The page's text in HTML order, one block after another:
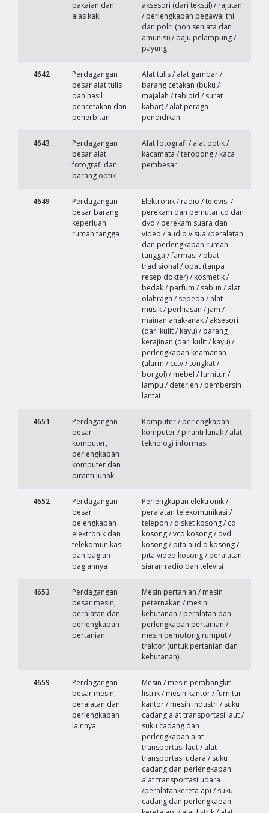
pakaian dan
alas kaki
aksesori (dari tekstil) / rajutan
/ perlengkapan pegawai tni
dan polri (non senjata dan
amunisi) / baju pelampung /
payung
4642
Perdagangan
besar alat tulis
dan hasil
pencetakan dan
penerbitan
Alat tulis / alat gambar /
barang cetakan (buku /
majalah / tabloid / surat
kabar) / alat peraga
pendidikan
4643
Perdagangan
besar alat
fotografi dan
barang optik
Alat fotografi / alat optik /
kacamata / teropong / kaca
pembesar
4649
Perdagangan
besar barang
keperluan
rumah tangga
Elektronik / radio / televisi /
perekam dan pemutar cd dan
dvd / perekam suara dan
video / audio visual/peralatan
dan perlengkapan rumah
tangga / farmasi / obat
tradisional / obat (tanpa
resep dokter) / kosmetik /
bedak / parfum / sabun / alat
olahraga / sepeda / alat
musik / perhiasan / jam /
mainan anak-anak / aksesori
(dari kulit / kayu) / barang
kerajinan (dari kulit / kayu) /
perlengkapan keamanan
(alarm / cctv / tongkat /
borgol) / mebel / furnitur /
lampu / deterjen / pembersih
lantai
4651
Perdagangan
besar
komputer,
perlengkapan
komputer dan
piranti lunak
Komputer / perlengkapan
komputer / piranti lunak / alat
teknologi informasi
4652
Perdagangan
besar
pelengkapan
elektronik dan
telekomunikasi
dan bagian-
bagiannya
Perlengkapan elektronik /
peralatan telekomunikasi /
telepon / disket kosong / cd
kosong / vcd kosong / dvd
kosong / pita audio kosong /
pita video kosong / peralatan
siaran radio dan televisi
4653
Perdagangan
besar mesin,
peralatan dan
perlengkapan
pertanian
Mesin pertanian / mesin
peternakan / mesin
kehutanan / peralatan dan
perlengkapan pertanian /
mesin pemotong rumput /
traktor (untuk pertanian dan
kehutanan)
4659
Perdagangan
besar mesin,
peralatan dan
perlengkapan
lainnya
Mesin / mesin pembangkit
listrik / mesin kantor / furnitur
kantor / mesin industri / suku
cadang alat transportasi laut /
suku cadang dan
perlengkapan alat
transportasi laut / alat
transportasi udara / suku
cadang dan perlengkapan
alat transportasi udara
/peralatankereta api / suku
cadang dan perlengkapan